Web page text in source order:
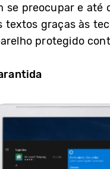
se preocupar e
graças às
protegido